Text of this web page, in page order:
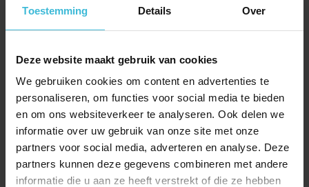
Toestemming Details Over
Deze website maakt gebruik van cookies
We gebruiken cookies om content en advertenties te
personaliseren, om functies voor social media te bieden
en om ons websiteverkeer te analyseren. Ook delen we
informatie over uw gebruik van onze site met onze
partners voor social media, adverteren en analyse. Deze
partners kunnen deze gegevens combineren met andere
informatie die u aan ze heeft verstrekt of die ze hebben
Extra controles op bpm-
aangiftes bij gebruikte
voertuigen